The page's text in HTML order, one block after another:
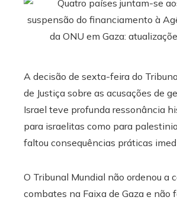
A decisão de sexta-feira do
de Justiça sobre as acusações de
Israel teve profunda ressonância
para israelitas como para
faltou consequências práticas
O Tribunal Mundial não ordenou a
combates na Faixa de Gaza e não